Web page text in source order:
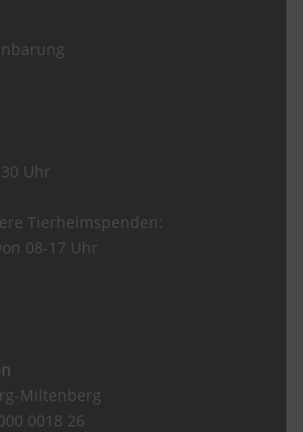
Uhr
Tierheimspenden:
08-17 Uhr
Miltenberg
0018 26